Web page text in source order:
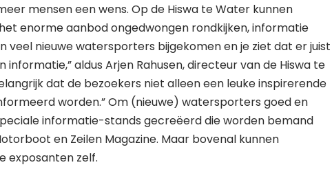
mensen een wens. Op de Hiswa te Water kunnen
enorme aanbod ongedwongen rondkijken, informatie
veel nieuwe watersporters bijgekomen en je ziet dat er juist
aldus Arjen Rahusen, directeur van de Hiswa te
dat de bezoekers niet alleen een leuke inspirerende
worden.” Om (nieuwe) watersporters goed en
informatie-stands gecreëerd die worden bemand
en Zeilen Magazine. Maar bovenal kunnen
exposanten zelf.